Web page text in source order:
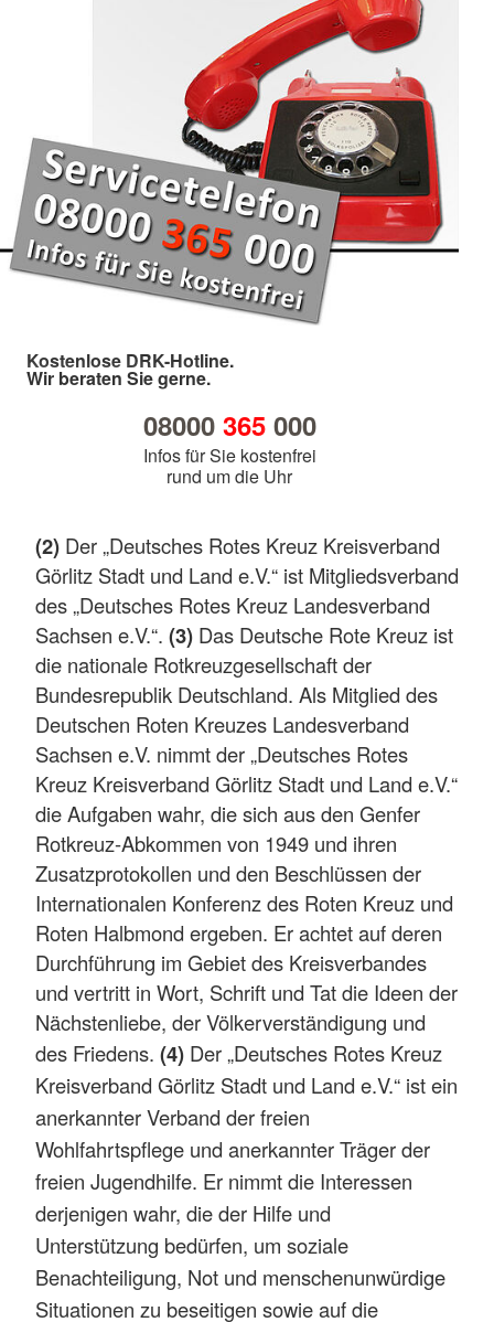
Kostenlose DRK-Hotline.
Wir beraten Sie gerne.
08000 365000
Infos für Sie kostenfrei
rund um die Uhr
(2) Der „Deutsches Rotes Kreuz Kreisverband
Görlitz Stadt und Land e.V.“ ist Mitgliedsverband
des „Deutsches Rotes Kreuz Landesverband
Sachsen e.V.“. (3) Das Deutsche Rote Kreuz ist
die nationale Rotkreuzgesellschaft der
Bundesrepublik Deutschland. Als Mitglied des
Deutschen Roten Kreuzes Landesverband
Sachsen e.V. nimmt der „Deutsches Rotes
Kreuz Kreisverband Görlitz Stadt und Land e.V.“
die Aufgaben wahr, die sich aus den Genfer
Rotkreuz-Abkommen von 1949 und ihren
Zusatzprotokollen und den Beschlüssen der
Internationalen Konferenz des Roten Kreuz und
Roten Halbmond ergeben. Er achtet auf deren
Durchführung im Gebiet des Kreisverbandes
und vertritt in Wort, Schrift und Tat die Ideen der
Nächstenliebe, der Völkerverständigung und
des Friedens. (4) Der „Deutsches Rotes Kreuz
Kreisverband Görlitz Stadt und Land e.V.“ ist ein
anerkannter Verband der freien
Wohlfahrtspflege und anerkannter Träger der
freien Jugendhilfe. Er nimmt die Interessen
derjenigen wahr, die der Hilfe und
Unterstützung bedürfen, um soziale
Benachteiligung, Not und menschenunwürdige
Situationen zu beseitigen sowie auf die